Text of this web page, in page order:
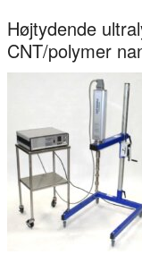
Højtydende
CNT/polymer